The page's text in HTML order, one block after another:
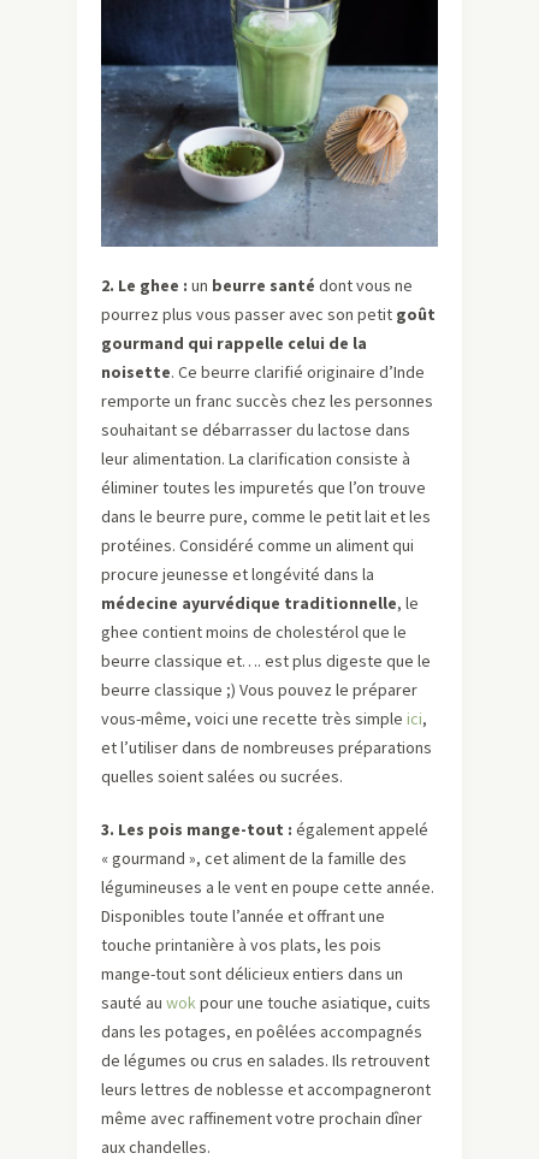
2. Le ghee : un beurre santé dont vous ne
pourrez plus vous passer avec son petit goût
gourmand qui rappelle celui de la
noisette. Ce beurre clarifié originaire d’Inde
remporte un franc succès chez les personnes
souhaitant se débarrasser du lactose dans
leur alimentation. La clarification consiste à
éliminer toutes les impuretés que l’on trouve
dans le beurre pure, comme le petit lait et les
protéines. Considéré comme un aliment qui
procure jeunesse et longévité dans la
médecine ayurvédique traditionnelle, le
ghee contient moins de cholestérol que le
beurre classique et…. est plus digeste que le
beurre classique ;) Vous pouvez le préparer
vous-même, voici une recette très simple ici,
et l’utiliser dans de nombreuses préparations
quelles soient salées ou sucrées.
3. Les pois mange-tout : également appelé
« gourmand », cet aliment de la famille des
légumineuses a le vent en poupe cette année.
Disponibles toute l’année et offrant une
touche printanière à vos plats, les pois
mange-tout sont délicieux entiers dans un
sauté au wokpour une touche asiatique, cuits
dans les potages, en poêlées accompagnés
de légumes ou crus en salades. Ils retrouvent
leurs lettres de noblesse et accompagneront
même avec raffinement votre prochain dîner
aux chandelles.